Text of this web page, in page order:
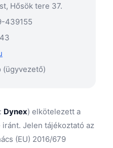
Hősök tere 37.
439155
(ügyvezető)
Dynex) elkötelezett a
Jelen tájékoztató az
(EU) 2016/679